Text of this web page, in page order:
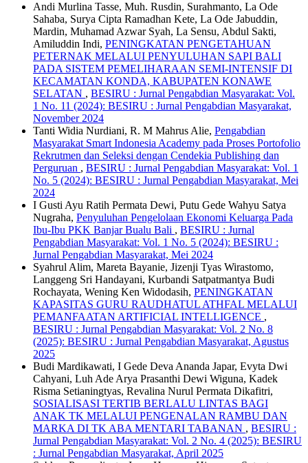
Andi Murlina Tasse, Muh. Rusdin, Surahmanto, La Ode
Sahaba, Surya Cipta Ramadhan Kete, La Ode Jabuddin,
Mardin, Muhamad Azwar Syah, La Sensu, Abdul Sakti,
Amiluddin Indi, PENINGKATAN PENGETAHUAN
PETERNAK MELALUI PENYULUHAN SAPI BALI
PADA SISTEM PEMELIHARAAN SEMI-INTENSIF DI
KECAMATAN KONDA, KABUPATEN KONAWE
SELATAN , BESIRU : Jurnal Pengabdian Masyarakat: Vol.
1 No. 11 (2024): BESIRU : Jurnal Pengabdian Masyarakat,
November 2024
Tanti Widia Nurdiani, R. M Mahrus Alie, Pengabdian
Masyarakat Smart Indonesia Academy pada Proses Portofolio
Rekrutmen dan Seleksi dengan Cendekia Publishing dan
Perguruan , BESIRU : Jurnal Pengabdian Masyarakat: Vol. 1
No. 5 (2024): BESIRU : Jurnal Pengabdian Masyarakat, Mei
2024
I Gusti Ayu Ratih Permata Dewi, Putu Gede Wahyu Satya
Nugraha, Penyuluhan Pengelolaan Ekonomi Keluarga Pada
Ibu-Ibu PKK Banjar Bualu Bali , BESIRU : Jurnal
Pengabdian Masyarakat: Vol. 1 No. 5 (2024): BESIRU :
Jurnal Pengabdian Masyarakat, Mei 2024
Syahrul Alim, Mareta Bayanie, Jizenji Tyas Wirastomo,
Langgeng Sri Handayani, Kurbandi Satpatmantya Budi
Rochayata, Wening Ken Widodasih, PENINGKATAN
KAPASITAS GURU RAUDHATUL ATHFAL MELALUI
PEMANFAATAN ARTIFICIAL INTELLIGENCE ,
BESIRU : Jurnal Pengabdian Masyarakat: Vol. 2 No. 8
(2025): BESIRU : Jurnal Pengabdian Masyarakat, Agustus
2025
Budi Mardikawati, I Gede Deva Ananda Japar, Evyta Dwi
Cahyani, Luh Ade Arya Prasanthi Dewi Wiguna, Kadek
Risma Setianingtyas, Revalina Nurul Permata Dikafitri,
SOSIALISASI TERTIB BERLALU LINTAS BAGI
ANAK TK MELALUI PENGENALAN RAMBU DAN
MARKA DI TK ABA MENTARI TABANAN , BESIRU :
Jurnal Pengabdian Masyarakat: Vol. 2 No. 4 (2025): BESIRU
: Jurnal Pengabdian Masyarakat, April 2025